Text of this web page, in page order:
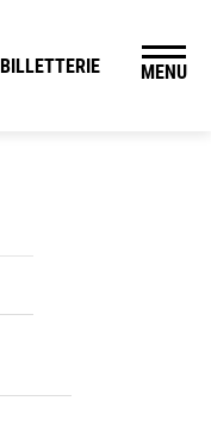
BILLETTERIE MENU